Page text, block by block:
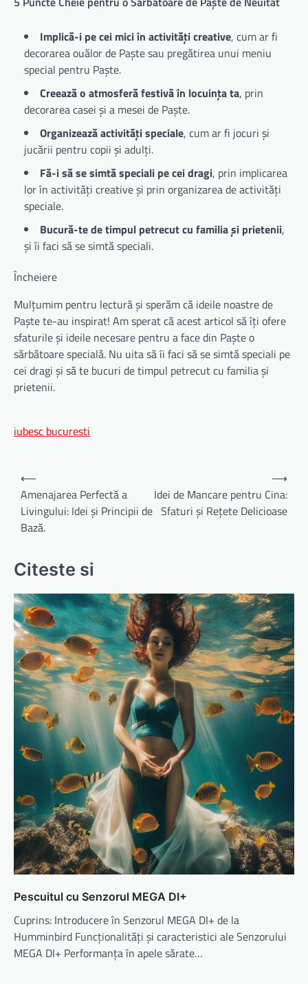
Implică-i pe cei mici în activități creative, cum ar fi
decorarea ouălor de Paște sau pregătirea unui meniu
special pentru Paște.
Creează o atmosferă festivă în locuința ta, prin
decorarea casei și a mesei de Paște.
Organizează activități speciale, cum ar fi jocuri și
jucării pentru copii și adulți.
Fă-i să se simtă speciali pe cei dragi, prin implicarea
lor în activități creative și prin organizarea de activități
speciale.
Bucură-te de timpul petrecut cu familia și prietenii,
și îi faci să se simtă speciali.
Încheiere
Mulțumim pentru lectură și sperăm că ideile noastre de
Paște te-au inspirat! Am sperat că acest articol să îți ofere
sfaturile și ideile necesare pentru a face din Paște o
sărbătoare specială. Nu uita să îi faci să se simtă speciali pe
cei dragi și să te bucuri de timpul petrecut cu familia și
prietenii.
iubesc bucuresti
Navigare
în
articole
⟵
Amenajarea Perfectă a
Livingului: Idei și Principii de
Bază.
Idei de Mancare pentru Cina:
Sfaturi și Rețete Delicioase
⟶
Citeste si
Pescuitul cu Senzorul MEGA DI+
Cuprins: Introducere în Senzorul MEGA DI+ de la
Humminbird Funcționalități și caracteristici ale Senzorului
MEGA DI+ Performanța în apele sărate…